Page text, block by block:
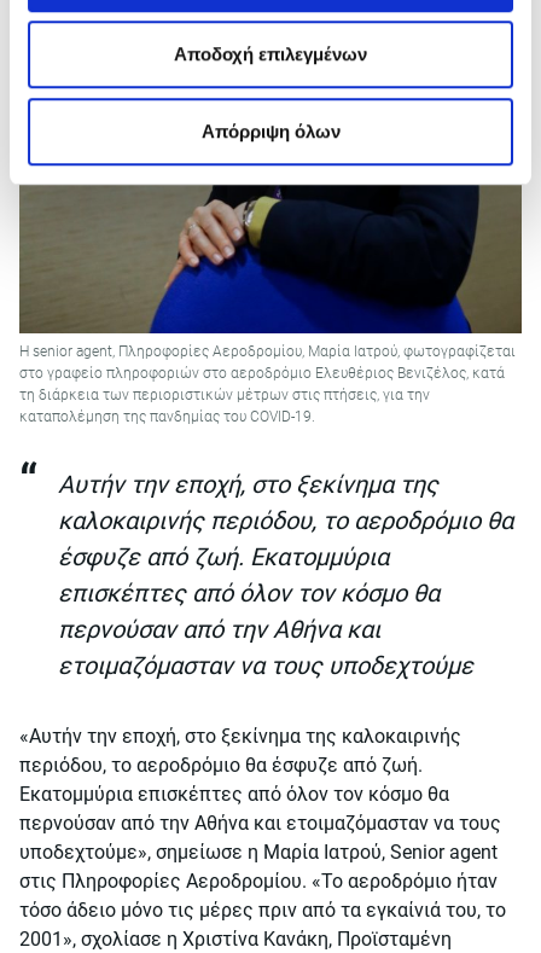
Αποδοχή επιλεγμένων
Απόρριψη όλων
H senior agent, Πληροφορίες Αεροδρομίου, Μαρία Ιατρού, φωτογραφίζεται
στο γραφείο πληροφοριών στο αεροδρόμιο Ελευθέριος Βενιζέλος, κατά
τη διάρκεια των περιοριστικών μέτρων στις πτήσεις, για την
καταπολέμηση της πανδημίας του COVID-19.
Αυτήν την εποχή, στο ξεκίνημα της
καλοκαιρινής περιόδου, το αεροδρόμιο θα
έσφυζε από ζωή. Εκατομμύρια
επισκέπτες από όλον τον κόσμο θα
περνούσαν από την Αθήνα και
ετοιμαζόμασταν να τους υποδεχτούμε
«Αυτήν την εποχή, στο ξεκίνημα της καλοκαιρινής
περιόδου, το αεροδρόμιο θα έσφυζε από ζωή.
Εκατομμύρια επισκέπτες από όλον τον κόσμο θα
περνούσαν από την Αθήνα και ετοιμαζόμασταν να τους
υποδεχτούμε», σημείωσε η Μαρία Ιατρού, Senior agent
στις Πληροφορίες Αεροδρομίου. «Το αεροδρόμιο ήταν
τόσο άδειο μόνο τις μέρες πριν από τα εγκαίνιά του, το
2001», σχολίασε η Χριστίνα Κανάκη, Προϊσταμένη